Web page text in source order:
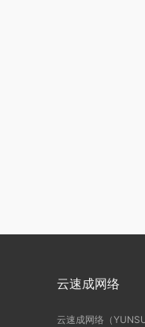
云速成网络
云速成网络（